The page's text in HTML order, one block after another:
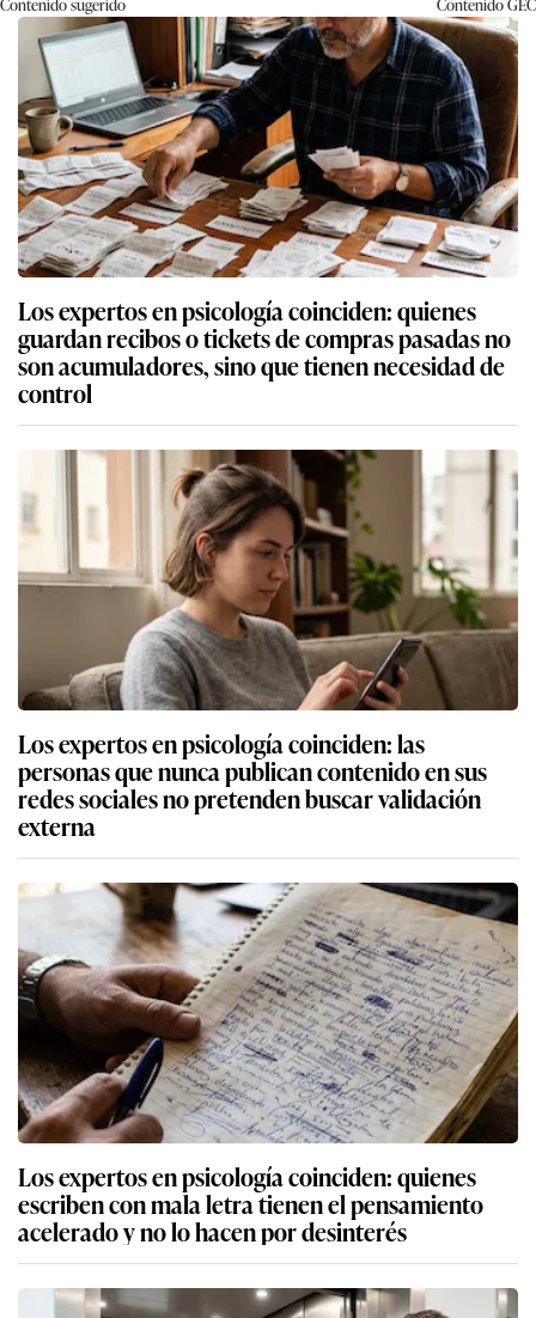
Los expertos en psicología coinciden: quienes
guardan recibos o tickets de compras pasadas no
son acumuladores, sino que tienen necesidad de
control
Los expertos en psicología coinciden: las
personas que nunca publican contenido en sus
redes sociales no pretenden buscar validación
externa
Los expertos en psicología coinciden: quienes
escriben con mala letra tienen el pensamiento
acelerado y no lo hacen por desinterés